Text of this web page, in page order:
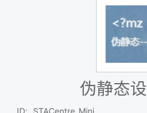
伪静态
ID:
STACentre_Mini